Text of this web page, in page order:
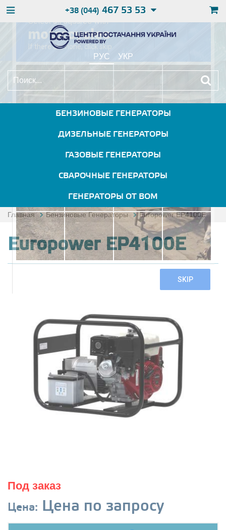
+38 (044) 467 53 53
РУС УКР
БЕНЗИНОВЫЕ ГЕНЕРАТОРЫ
ДИЗЕЛЬНЫЕ ГЕНЕРАТОРЫ
ГАЗОВЫЕ ГЕНЕРАТОРЫ
СВАРОЧНЫЕ ГЕНЕРАТОРЫ
ГЕНЕРАТОРЫ ОТ ВОМ
Главная Бензиновые Генераторы Europower EP4100E
Europower EP4100E
Под заказ
Цена: Цена по запросу